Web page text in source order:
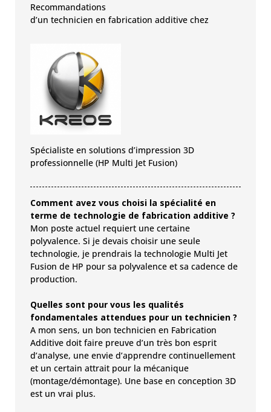
Recommandations
d’un technicien en fabrication additive chez
Spécialiste en solutions d’impression 3D
professionnelle (HP Multi Jet Fusion)
Comment avez vous choisi la spécialité en
terme de technologie de fabrication additive ?
Mon poste actuel requiert une certaine
polyvalence. Si je devais choisir une seule
technologie, je prendrais la technologie Multi Jet
Fusion de HP pour sa polyvalence et sa cadence de
production.
Quelles sont pour vous les qualités
fondamentales attendues pour un technicien ?
A mon sens, un bon technicien en Fabrication
Additive doit faire preuve d’un très bon esprit
d’analyse, une envie d’apprendre continuellement
et un certain attrait pour la mécanique
(montage/démontage). Une base en conception 3D
est un vrai plus.